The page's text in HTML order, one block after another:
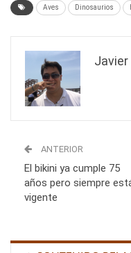
Aves Dinosaurios
Javier
ANTERIOR
El bikini ya cumple 75
años pero siempre
vigente